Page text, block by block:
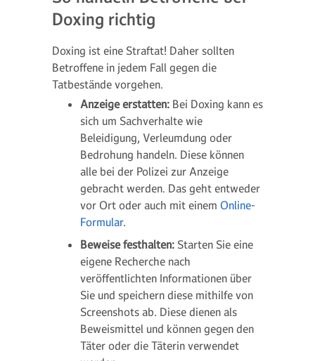
Doxing richtig
Doxing ist eine Straftat! Daher sollten
Betroffene in jedem Fall gegen die
Tatbestände vorgehen.
Anzeige erstatten: Bei Doxing kann es
sich um Sachverhalte wie
Beleidigung, Verleumdung oder
Bedrohung handeln. Diese können
alle bei der Polizei zur Anzeige
gebracht werden. Das geht entweder
vor Ort oder auch mit einem Online-
Formular.
Beweise festhalten: Starten Sie eine
eigene Recherche nach
veröffentlichten Informationen über
Sie und speichern diese mithilfe von
Screenshots ab. Diese dienen als
Beweismittel und können gegen den
Täter oder die Täterin verwendet